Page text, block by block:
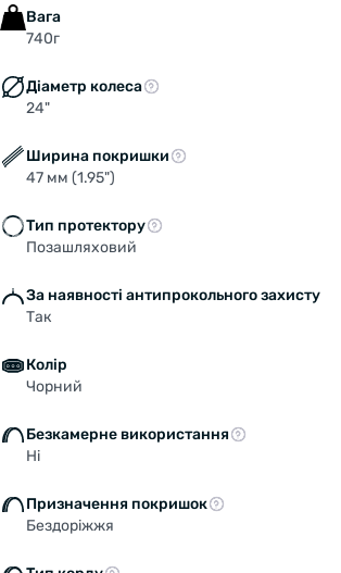
Вага
740г
Діаметр колеса
24"
Ширина покришки
47 мм (1.95")
Тип протектору
Позашляховий
За наявності антипрокольного захисту
Так
Колір
Чорний
Безкамерне використання
Ні
Призначення покришок
Бездоріжжя